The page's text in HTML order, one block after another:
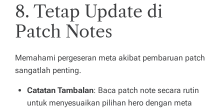
8. Tetap Update di
Patch Notes
Memahami pergeseran meta akibat pembaruan patch
sangatlah penting.
Catatan Tambalan: Baca patch note secara rutin
untuk menyesuaikan pilihan hero dengan meta